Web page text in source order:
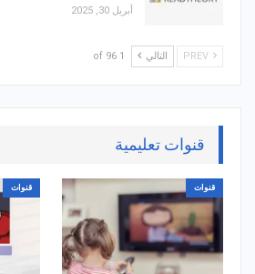
أبريل 30, 2025
التالي 1 of 96
قنوات تعليمية
قنوات قنوات